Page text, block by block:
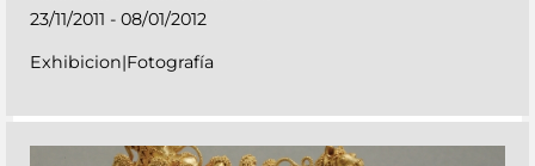
23/11/2011 - 08/01/2012
Exhibicion|Fotografía